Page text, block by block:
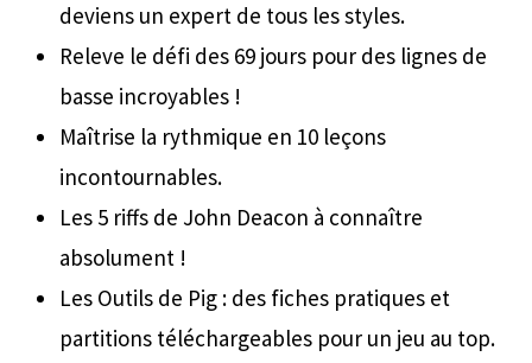
deviens un expert de tous les styles.
Releve le défi des 69 jours pour des lignes de
basse incroyables !
Maîtrise la rythmique en 10 leçons
incontournables.
Les 5 riffs de John Deacon à connaître
absolument !
Les Outils de Pig : des fiches pratiques et
partitions téléchargeables pour un jeu au top.